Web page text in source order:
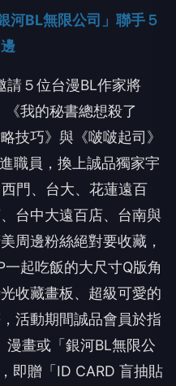
河BL無限公司」聯手５
請５位台漫BL作家將
《我的秘書總想殺了
技巧》與《啵啵起司》
職員，換上誠品獨家宇
西門、台大、花蓮遠百
台中大遠百店、台南與
周邊粉絲絕對要收藏，
一起吃飯的大尺寸Q版角
收藏畫板、超級可愛的
活動期間誠品會員於指
漫畫或「銀河BL無限公
即贈「 ID CARD 盲抽貼